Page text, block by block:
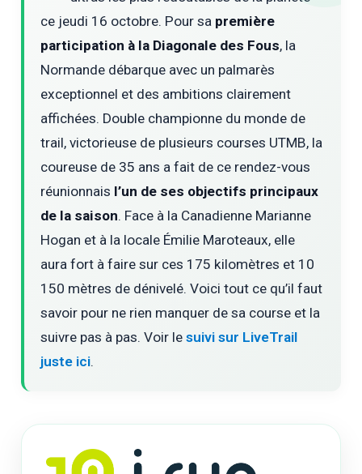
ce jeudi 16 octobre. Pour sa première
participation à la Diagonale des Fous, la
Normande débarque avec un palmarès
exceptionnel et des ambitions clairement
affichées. Double championne du monde de
trail, victorieuse de plusieurs courses UTMB, la
coureuse de 35 ans a fait de ce rendez-vous
réunionnais l’un de ses objectifs principaux
de la saison. Face à la Canadienne Marianne
Hogan et à la locale Émilie Maroteaux, elle
aura fort à faire sur ces 175 kilomètres et 10
150 mètres de dénivelé. Voici tout ce qu’il faut
savoir pour ne rien manquer de sa course et la
suivre pas à pas. Voir lesuivi sur LiveTrail
juste ici.